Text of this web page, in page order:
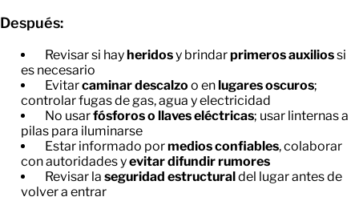
Después:
Revisar si hayheridosy brindarprimeros auxiliossi
es necesario
Evitarcaminar descalzo o enlugares oscuros;
controlar fugas de gas, agua y electricidad
No usarfósforos o llaves eléctricas; usar linternas a
pilas para iluminarse
Estar informado pormedios confiables, colaborar
con autoridades yevitar difundir rumores
Revisar la seguridad estructuraldel lugar antes de
volver a entrar